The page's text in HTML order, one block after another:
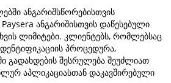
ანგარიშსწორებისთვის
ანგარიშისთვის დაწესებული
ლიმიტები. კლიენტებს, რომლებსაც
პროცედურა,
გადახდების შესრულება შეუძლიათ
აპლიკაციასთან დაკავშირებული